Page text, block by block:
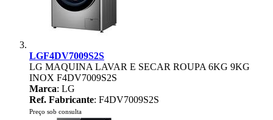
LGF4DV7009S2S
LG MAQUINA LAVAR E SECAR ROUPA 6KG 9KG
INOX F4DV7009S2S
Marca: LG
Ref. Fabricante: F4DV7009S2S
Preço sob consulta